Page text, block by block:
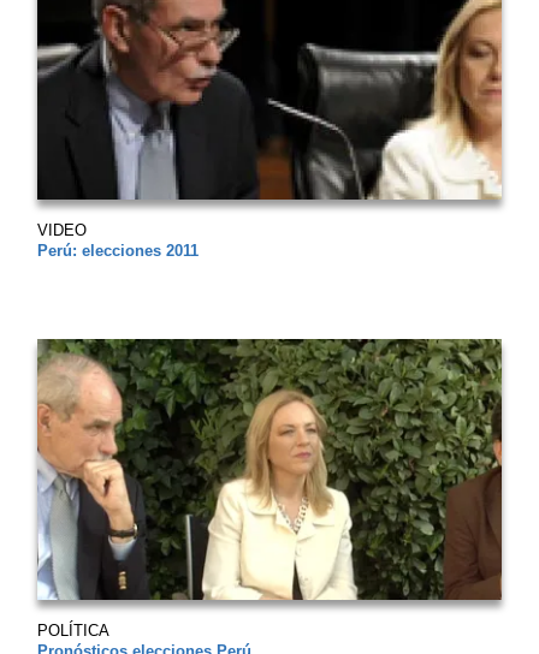
VIDEO
Perú: elecciones 2011
POLÍTICA